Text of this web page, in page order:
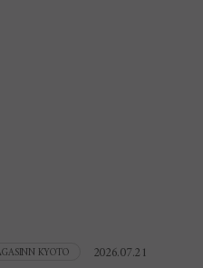
KYOTO 2026.07.21